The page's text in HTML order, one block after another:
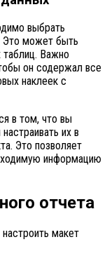
выбрать
Это может быть
таблиц. Важно
он содержал все
наклеек с
в том, что вы
их в
Это позволяет
информацию
отчета
макет